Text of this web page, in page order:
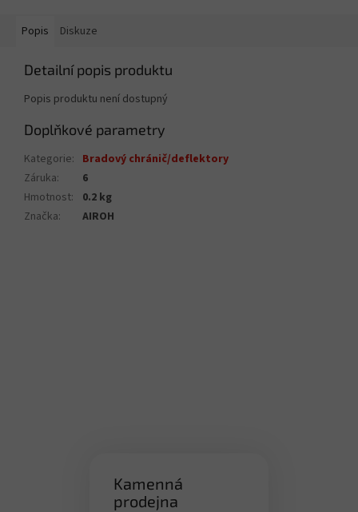
Popis Diskuze
Detailní popis produktu
Popis produktu není dostupný
Doplňkové parametry
Kategorie: Bradový chránič/deflektory
Záruka:
6
Hmotnost:
0.2 kg
Značka: AIROH
Kamenná
prodejna